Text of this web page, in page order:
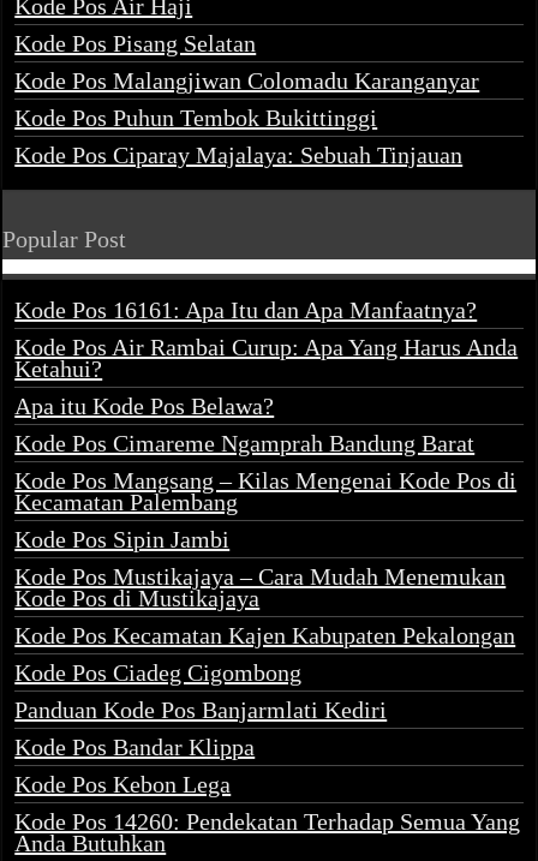
Kode Pos Air Haji
Kode Pos Pisang Selatan
Kode Pos Malangjiwan Colomadu Karanganyar
Kode Pos Puhun Tembok Bukittinggi
Kode Pos Ciparay Majalaya: Sebuah Tinjauan
Popular Post
Kode Pos 16161: Apa Itu dan Apa Manfaatnya?
Kode Pos Air Rambai Curup: Apa Yang Harus Anda
Ketahui?
Apa itu Kode Pos Belawa?
Kode Pos Cimareme Ngamprah Bandung Barat
Kode Pos Mangsang – Kilas Mengenai Kode Pos di
Kecamatan Palembang
Kode Pos Sipin Jambi
Kode Pos Mustikajaya – Cara Mudah Menemukan
Kode Pos di Mustikajaya
Kode Pos Kecamatan Kajen Kabupaten Pekalongan
Kode Pos Ciadeg Cigombong
Panduan Kode Pos Banjarmlati Kediri
Kode Pos Bandar Klippa
Kode Pos Kebon Lega
Kode Pos 14260: Pendekatan Terhadap Semua Yang
Anda Butuhkan